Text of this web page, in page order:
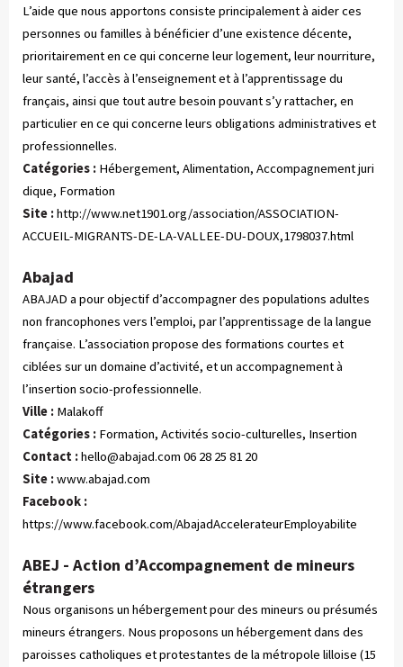
L’aide que nous apportons consiste principalement à aider ces
personnes ou familles à bénéficier d’une existence décente,
prioritairement en ce qui concerne leur logement, leur nourriture,
leur santé, l’accès à l’enseignement et à l’apprentissage du
français, ainsi que tout autre besoin pouvant s’y rattacher, en
particulier en ce qui concerne leurs obligations administratives et
professionnelles.
Catégories : Hébergement, Alimentation, Accompagnement juri
dique, Formation
Site :http://www.net1901.org/association/ASSOCIATION-
ACCUEIL-MIGRANTS-DE-LA-VALLEE-DU-DOUX,1798037.html
Abajad
ABAJAD a pour objectif d’accompagner des populations adultes
non francophones vers l’emploi, par l’apprentissage de la langue
française. L’association propose des formations courtes et
ciblées sur un domaine d’activité, et un accompagnement à
l’insertion socio-professionnelle.
Ville : Malakoff
Catégories : Formation, Activités socio-culturelles, Insertion
Contact :hello@abajad.com 06 28 25 81 20
Site :www.abajad.com
Facebook :
https://www.facebook.com/AbajadAccelerateurEmployabilite
ABEJ - Action d’Accompagnement de mineurs
étrangers
Nous organisons un hébergement pour des mineurs ou présumés
mineurs étrangers. Nous proposons un hébergement dans des
paroisses catholiques et protestantes de la métropole lilloise (15